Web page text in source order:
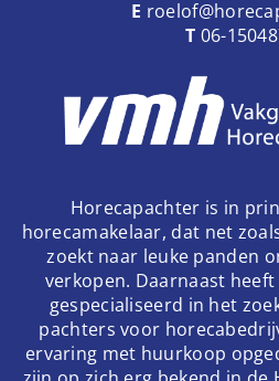
E
T 06-
Horecapachter is in
horecamakelaar, dat net
zoekt naar leuke panden
verkopen. Daarnaast
gespecialiseerd in het
pachters voor
ervaring met huurkoop